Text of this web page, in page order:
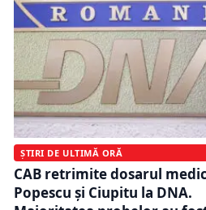
ȘTIRI DE ULTIMĂ ORĂ
CAB retrimite dosarul
Popescu și Ciupitu la DNA.